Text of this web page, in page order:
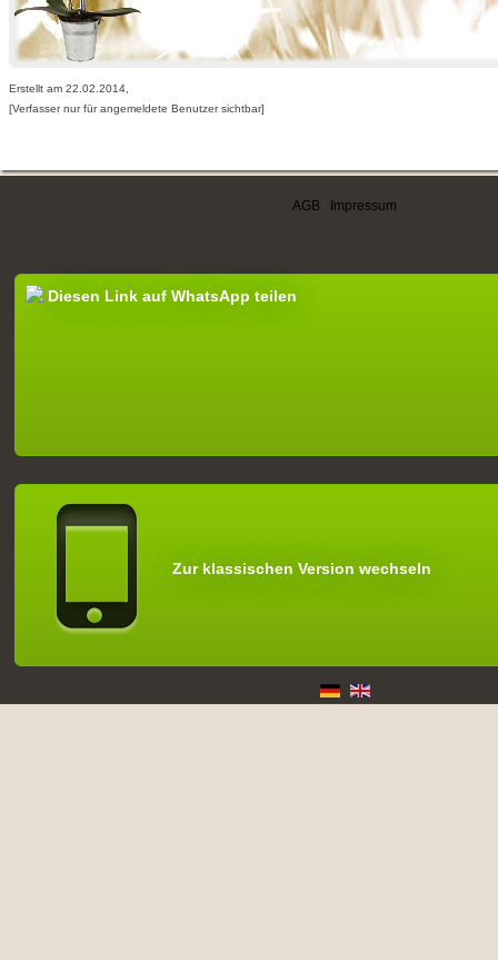
Erstellt am 22.02.2014,
[Verfasser nur für angemeldete Benutzer sichtbar]
AGB Impressum
Diesen Link auf WhatsApp teilen
Zur klassischen Version wechseln